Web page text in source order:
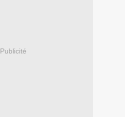
Publicité